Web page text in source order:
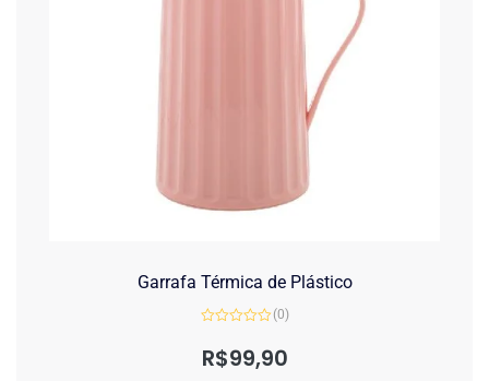
Garrafa Térmica de Plástico
de
(0)
R$99,90